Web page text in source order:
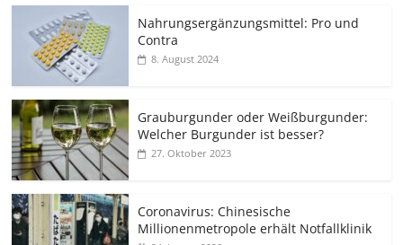
Nahrungsergänzungsmittel: Pro und
Contra
8. August 2024
Grauburgunder oder Weißburgunder:
Welcher Burgunder ist besser?
27. Oktober 2023
Coronavirus: Chinesische
Millionenmetropole erhält Notfallklinik